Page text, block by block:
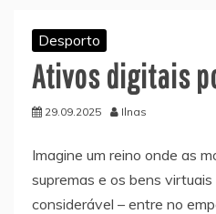
Desporto
Ativos digitais
29.09.2025 Ilnas
Imagine um reino onde as
supremas e os bens
considerável – entre no